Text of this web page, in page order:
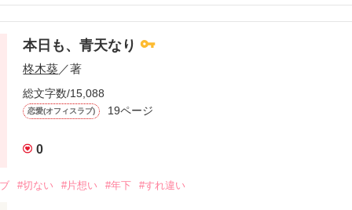
実業家
部長。
ケメン実業家。
本日も、青天なり
柊木葵／著
総文字数/15,088
恋愛(オフィスラブ) 19ページ
0
#切ない #片想い #年下 #すれ違い